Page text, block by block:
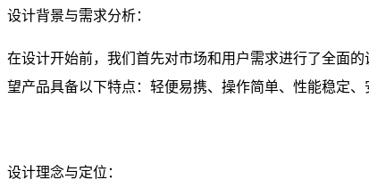
设计背景与需求分析：
在设计开始前，我们首先对市场和用户需求进行了全面
望产品具备以下特点：轻便易携、操作简单、性能稳定、
设计理念与定位：